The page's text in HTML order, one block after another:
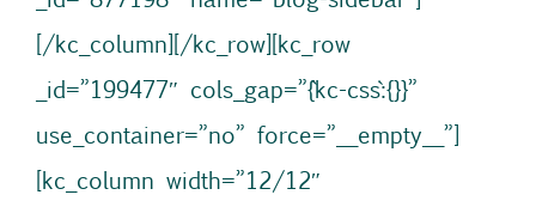
[/kc_column][/kc_row][kc_row
_id=”199477″ cols_gap=”{`kc-css`:{}}”
use_container=”no” force=”__empty__”]
[kc_column width=”12/12″